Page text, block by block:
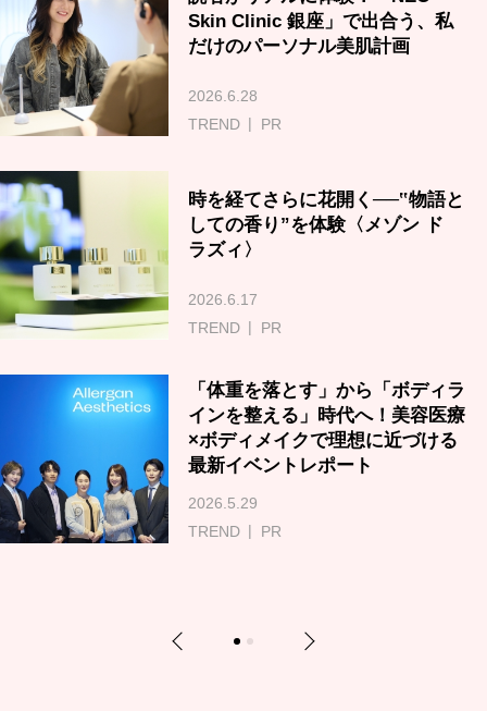
Skin Clinic 銀座」で出合う、私
だけのパーソナル美肌計画
2026.6.28
TREND
PR
時を経てさらに花開く──‟物語と
しての香り”を体験〈メゾン ド
ラズィ〉
2026.6.17
TREND
PR
「体重を落とす」から「ボディラ
インを整える」時代へ！美容医療
×ボディメイクで理想に近づける
最新イベントレポート
2026.5.29
TREND
PR
Previous 1 2 Next